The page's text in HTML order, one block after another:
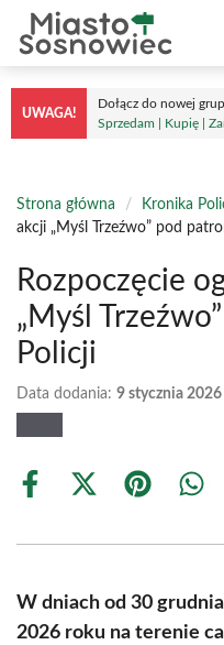
Przejdź
treści
UWAGA!
Dołącz do nowej
Sprzedam | Kupię |
Strona główna / Kronika
akcji „Myśl Trzeźwo” pod
Rozpoczęcie
„Myśl
Policji
Data dodania: 9 stycznia 2026
Share
Share
(Twitter)
Share
W dniach od 30
2026 roku na terenie